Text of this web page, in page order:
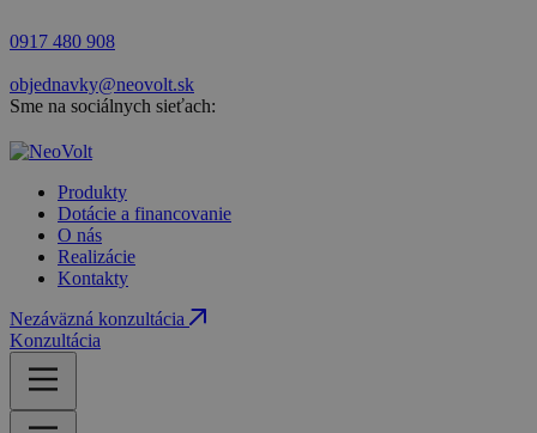
0917 480 908
objednavky@neovolt.sk
Sme na sociálnych sieťach:
Produkty
Dotácie a financovanie
O nás
Realizácie
Kontakty
Nezáväzná konzultácia
Konzultácia